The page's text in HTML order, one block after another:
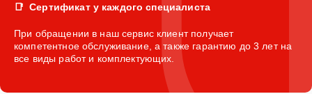
Сертификат у каждого специалиста
При обращении в наш сервис клиент получает
компетентное обслуживание, а также гарантию до 3 лет на
все виды работ и комплектующих.